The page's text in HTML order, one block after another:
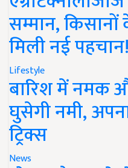
सम्मान,
मिली नई पहचान!
Lifestyle
बारिश में नमक
घुसेगी नमी,
ट्रिक्स
News